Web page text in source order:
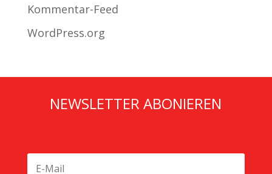
Kommentar-Feed
WordPress.org
NEWSLETTER ABONIEREN